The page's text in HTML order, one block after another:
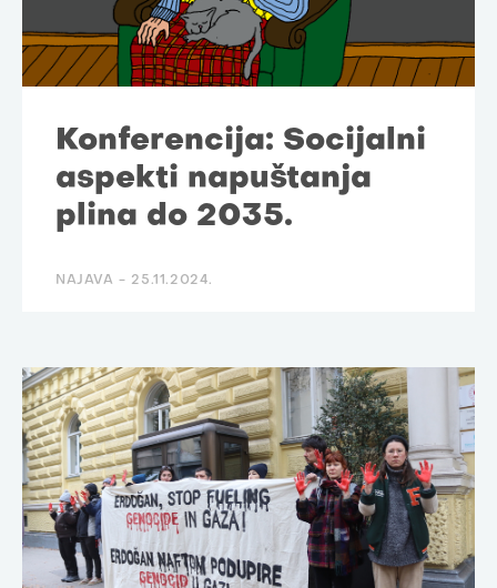
Konferencija: Socijalni
aspekti napuštanja
plina do 2035.
NAJAVA - 25.11.2024.